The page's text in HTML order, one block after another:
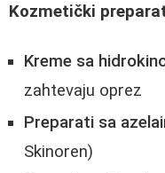
Kozmetički
Kreme sa
zahtevaju oprez
Preparati sa
Skinoren)